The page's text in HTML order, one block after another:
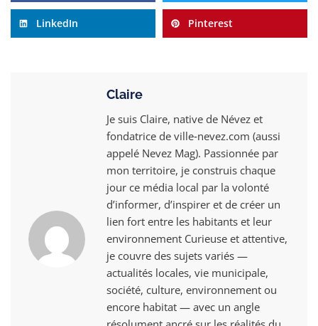
LinkedIn Pinterest
Claire
Je suis Claire, native de Névez et
fondatrice de ville‑nevez.com (aussi
appelé Nevez Mag). Passionnée par
mon territoire, je construis chaque
jour ce média local par la volonté
d’informer, d’inspirer et de créer un
lien fort entre les habitants et leur
environnement Curieuse et attentive,
je couvre des sujets variés —
actualités locales, vie municipale,
société, culture, environnement ou
encore habitat — avec un angle